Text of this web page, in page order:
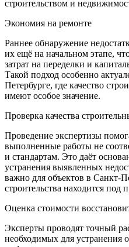
строительством и
Экономия на ремонте
Раннее обнаружение
их ещё на начальном этапе,
затрат на переделки и
Такой подход особенно
Петербурге, где качество
имеют особое значение.
Проверка качества
Проведение экспертизы
выполненные работы не
и стандартам. Это даёт
устранения выявленных
важно для объектов в Санкт-
строительства находится
Оценка стоимости
Эксперты проводят точный
необходимых для устранения